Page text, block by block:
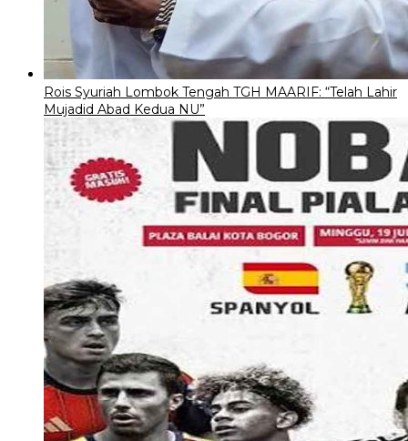
Rois Syuriah Lombok Tengah TGH MAARIF: “Telah Lahir
Mujadid Abad Kedua NU”